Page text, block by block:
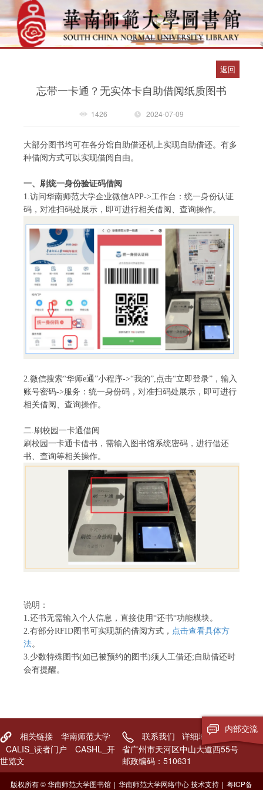
忘带一卡通？无实体卡自助借阅纸质图书
1426 2024-07-09
返回
大部分图书均可在各分馆自助借还机上实现自助借还。有多
种借阅方式可以实现借阅自由。
一、 刷统一身份验证码借阅
1.访问华南师范大学企业微信APP->工作台：统一身份认证
码， 对准扫码处展示，即可进行相关借阅、查询操作。
2.微信搜索“华师e通”小程序->“我的”,点击“立即登录”，输入
账号密码->服务：统一身份码， 对准扫码处展示，即可进行
相关借阅、查询操作。
二.刷校园一卡通借阅
刷校园一卡通卡借书，需输入图书馆系统密码，进行借还
书、查询等相关操作。
说明：
1.还书无需输入个人信息，直接使用“还书“功能模块。
2.有部分RFID图书可实现新的借阅方式， 点击查看具体方
法。
3.少数特殊图书(如已被预约的图书)须人工借还;自助借还时
会有提醒。
相关链接
华南师范大学
CALIS_读者门户
CASHL_开
世览文
联系我们 详细地址：广东
省广州市天河区中山大道西55号
邮政编码：510631
内部交流
版权所有 © 华南师范大学图书馆 | 华南师范大学网络中心 技术支持 | 粤ICP备